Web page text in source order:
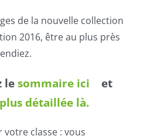
de la nouvelle collection
2016, être au plus près
le sommaire ici
et
détaillée là.
classe : vous